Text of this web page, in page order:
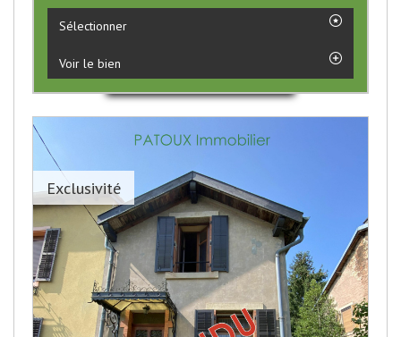
Sélectionner
Voir le bien
Exclusivité